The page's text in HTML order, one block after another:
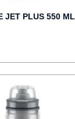
JET PLUS 550 ML